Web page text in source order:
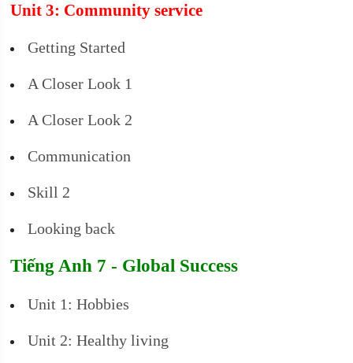
Unit 3: Community service
Getting Started
A Closer Look 1
A Closer Look 2
Communication
Skill 2
Looking back
Tiếng Anh 7 - Global Success
Unit 1: Hobbies
Unit 2: Healthy living